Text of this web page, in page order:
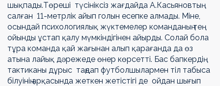
шықпады.Төреші түсініксіз жағдайда А.Касьяновтың
салған 11-метрлік айып голын есепке алмады. Міне,
осындай психологиялық жүктемелер команданың тең
ойынды ұстап қалу мүмкіндігінен айырды. Солай бола
тұра команда қай жағынан алып қарағанда да өз
атына лайық дәрежеде өнер көрсетті. Бас бапкердің
тактиканы дұрыс таңдап футболшылармен тіл табыса
білуінің арқасында жеткен жетістігі де ойдан шығып